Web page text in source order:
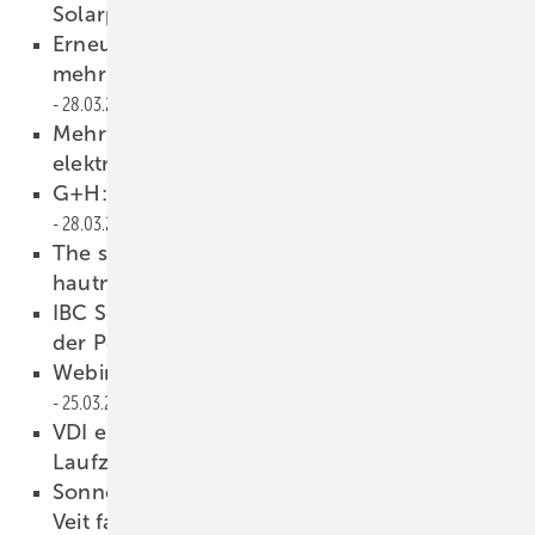
Solarparks
Erneuerbare deckten im Januar und Februar
mehr als die Hälfte des Stromverbrauchs
28.03.2022
Mehrfamilienhaus in Graz wird komplett
elektrisch versorgt
G+H: Installationskanal dämmt Kabelbrände
28.03.2022
The smarter E Europe 2022: Energiewende
hautnah erleben
IBC Solar: LeTID-Test bestätigt hohe Qualität
der Perc-Module
Webinar: PPA – Risiken gut einhegen
25.03.2022
VDI empfiehlt Ökostrom-Turbo statt AKW-
Laufzeitverlängerung
Sonnenkraft: Modulausstoß des Werks in St.
Veit fast verdoppelt